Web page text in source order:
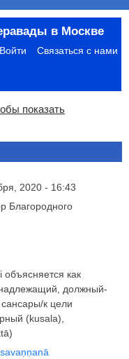
в Москве
Войти Связаться с нами
показать
2020 - 16:43
Благородного
как
должный-
к цели
(kusala),